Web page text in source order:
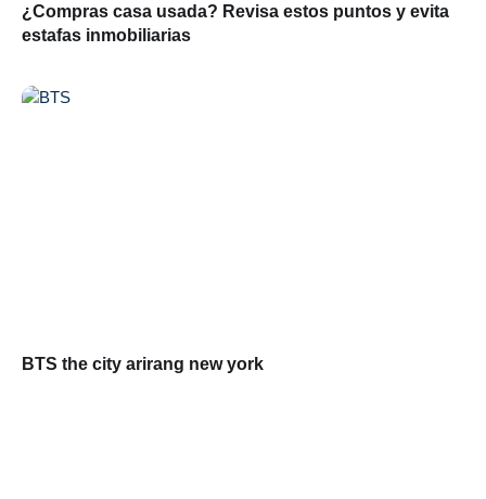
¿Compras casa usada? Revisa estos puntos y evita
estafas inmobiliarias
BTS the city arirang new york